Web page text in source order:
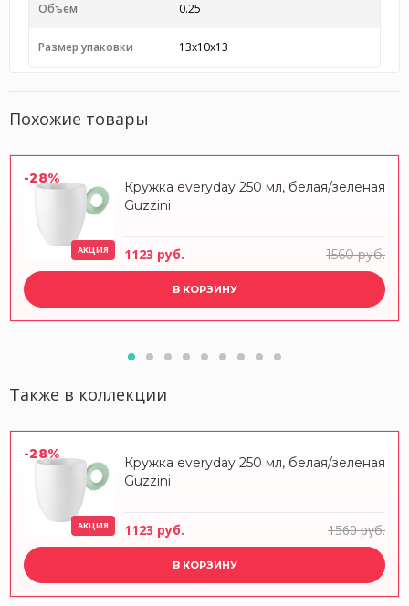
Объем 0.25
Размер упаковки 13x10x13
Похожие товары
-28%
АКЦИЯ
Кружка everyday 250 мл, белая/зеленая
Guzzini
1123 руб. 1560 руб.
В КОРЗИНУ
Также в коллекции
-28%
АКЦИЯ
Кружка everyday 250 мл, белая/зеленая
Guzzini
1123 руб. 1560 руб.
В КОРЗИНУ